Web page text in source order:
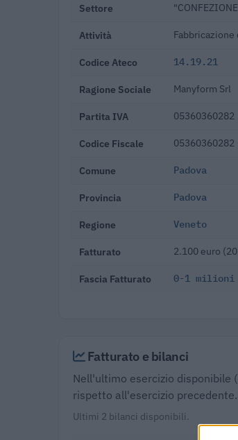
Settore
Attività
Codice Ateco 14.19.21
Ragione Sociale Manyform Srl
Partita IVA 05360360282
Codice Fiscale 05360360282
Comune Padova
Provincia Padova
Regione Veneto
Fatturato 2.100 euro
Fascia Fatturato 0-1 milioni
Fatturato e bilanci
Nell'ultimo esercizio
rispetto all'esercizio precedente.
Ultimi 2 bilanci disponibili.